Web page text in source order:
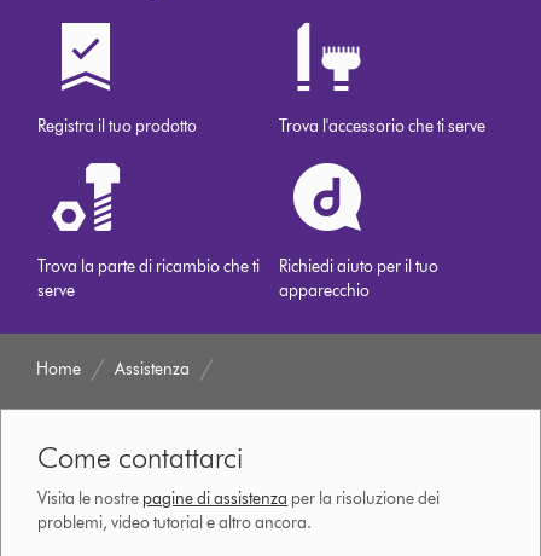
Registra il tuo prodotto Trova l'accessorio che ti serve
Trova la parte di ricambio che ti
serve
Richiedi aiuto per il tuo
apparecchio
Home Assistenza
Come contattarci
Visita le nostre pagine di assistenza per la risoluzione dei
problemi, video tutorial e altro ancora.